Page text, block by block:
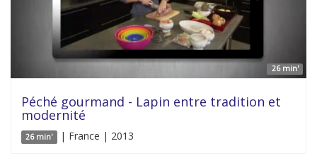
26 min'
Péché gourmand - Lapin entre tradition et
modernité
26 min' | France | 2013